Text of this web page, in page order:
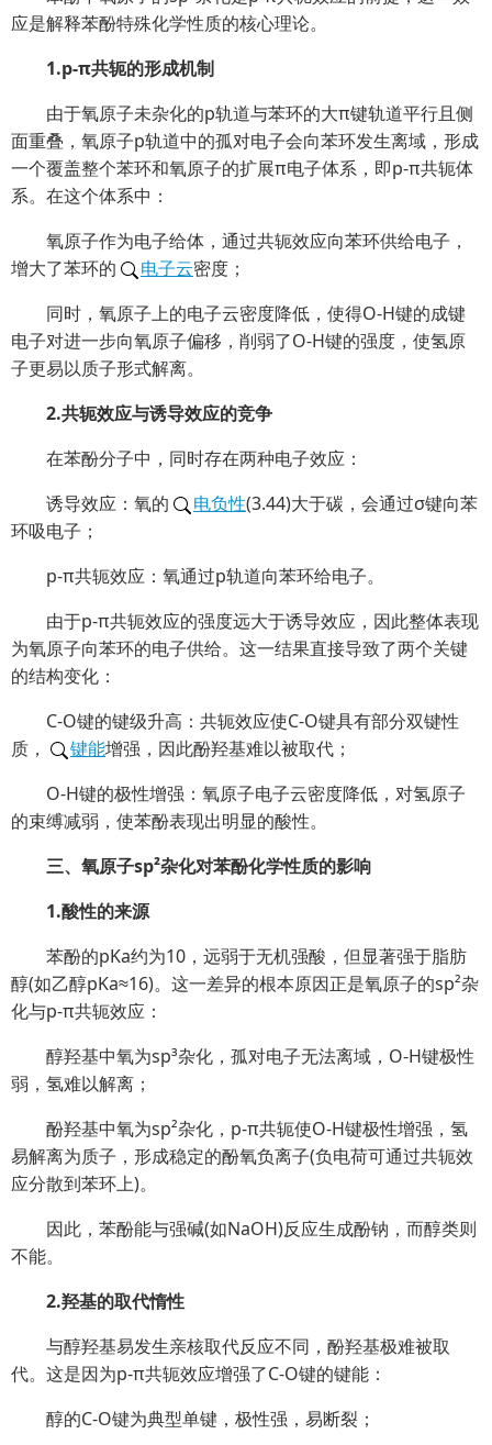
应是解释苯酚特殊化学性质的核心理论。
1.p-π共轭的形成机制
由于氧原子未杂化的p轨道与苯环的大π键轨道平行且侧
面重叠，氧原子p轨道中的孤对电子会向苯环发生离域，形成
一个覆盖整个苯环和氧原子的扩展π电子体系，即p-π共轭体
系。在这个体系中：
氧原子作为电子给体，通过共轭效应向苯环供给电子，
增大了苯环的
电子云密度；
同时，氧原子上的电子云密度降低，使得O-H键的成键
电子对进一步向氧原子偏移，削弱了O-H键的强度，使氢原
子更易以质子形式解离。
2.共轭效应与诱导效应的竞争
在苯酚分子中，同时存在两种电子效应：
诱导效应：氧的
电负性(3.44)大于碳，会通过σ键向苯
环吸电子；
p-π共轭效应：氧通过p轨道向苯环给电子。
由于p-π共轭效应的强度远大于诱导效应，因此整体表现
为氧原子向苯环的电子供给。这一结果直接导致了两个关键
的结构变化：
C-O键的键级升高：共轭效应使C-O键具有部分双键性
质，
键能增强，因此酚羟基难以被取代；
O-H键的极性增强：氧原子电子云密度降低，对氢原子
的束缚减弱，使苯酚表现出明显的酸性。
三、氧原子sp²杂化对苯酚化学性质的影响
1.酸性的来源
苯酚的pKa约为10，远弱于无机强酸，但显著强于脂肪
醇(如乙醇pKa≈16)。这一差异的根本原因正是氧原子的sp²杂
化与p-π共轭效应：
醇羟基中氧为sp³杂化，孤对电子无法离域，O-H键极性
弱，氢难以解离；
酚羟基中氧为sp²杂化，p-π共轭使O-H键极性增强，氢
易解离为质子，形成稳定的酚氧负离子(负电荷可通过共轭效
应分散到苯环上)。
因此，苯酚能与强碱(如NaOH)反应生成酚钠，而醇类则
不能。
2.羟基的取代惰性
与醇羟基易发生亲核取代反应不同，酚羟基极难被取
代。这是因为p-π共轭效应增强了C-O键的键能：
醇的C-O键为典型单键，极性强，易断裂；